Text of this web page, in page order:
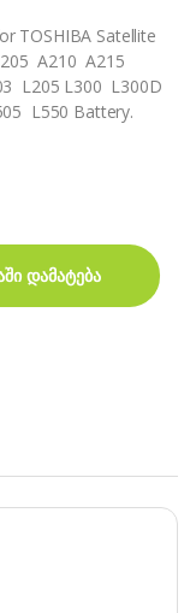
TOSHIBA Satellite
A210 A215
L205 L300 L300D
L550 Battery.
A300 L300 L500
დამატება